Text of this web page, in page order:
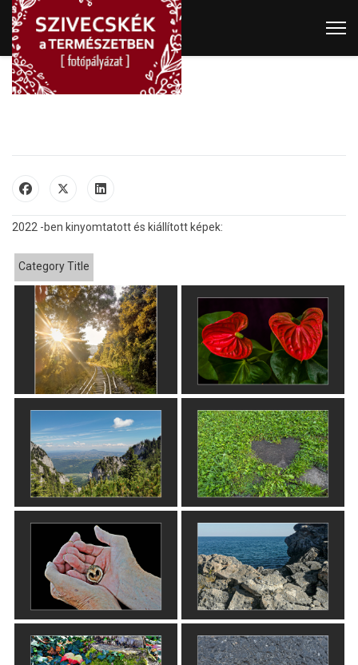
2022 -ben kinyomtatott és kiállított képek:
Category Title